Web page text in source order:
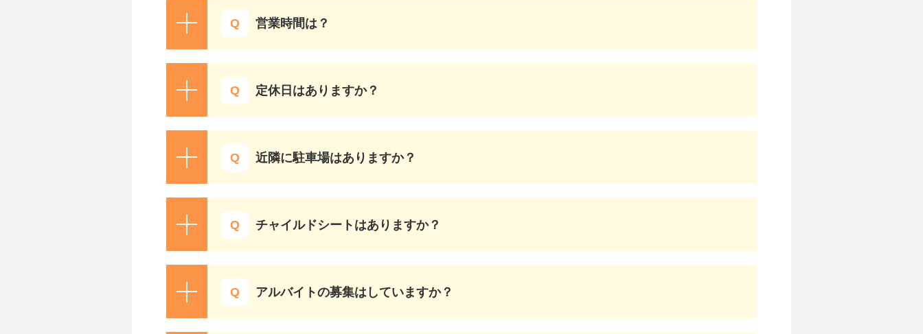
営業時間は？
定休日はありますか？
近隣に駐車場はありますか？
チャイルドシートはありますか？
アルバイトの募集はしていますか？